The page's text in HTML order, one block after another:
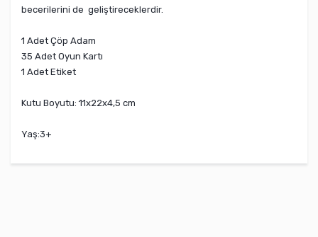
becerilerini de geliştireceklerdir.
1 Adet Çöp Adam
35 Adet Oyun Kartı
1 Adet Etiket
Kutu Boyutu: 11x22x4,5 cm
Yaş:3+